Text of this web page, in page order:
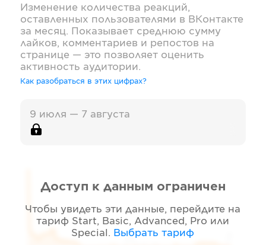
Изменение количества реакций,
оставленных пользователями в ВКонтакте
за месяц. Показывает среднюю сумму
лайков, комментариев и репостов на
странице — это позволяет оценить
активность аудитории.
Как разобраться в этих цифрах?
9 июля — 7 августа
Доступ к данным ограничен
Чтобы увидеть эти данные, перейдите на
тариф Start, Basic, Advanced, Pro или
Special . Выбрать тариф